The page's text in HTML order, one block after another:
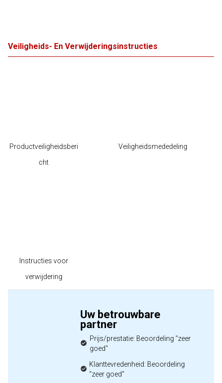
Veiligheids- En Verwijderingsinstructies
Productveiligheidsberi
cht
Veiligheidsmededeling
Instructies voor
verwijdering
Uw betrouwbare
partner
Prijs/prestatie: Beoordeling "zeer
goed"
Klanttevredenheid: Beoordeling
"zeer goed"